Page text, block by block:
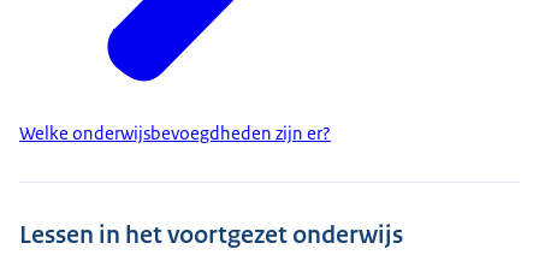
Welke onderwijsbevoegdheden zijn er?
Lessen in het voortgezet onderwijs